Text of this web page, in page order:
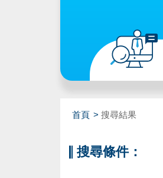
首頁 搜尋結果
搜尋條件：